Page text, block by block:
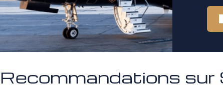
Recommandations